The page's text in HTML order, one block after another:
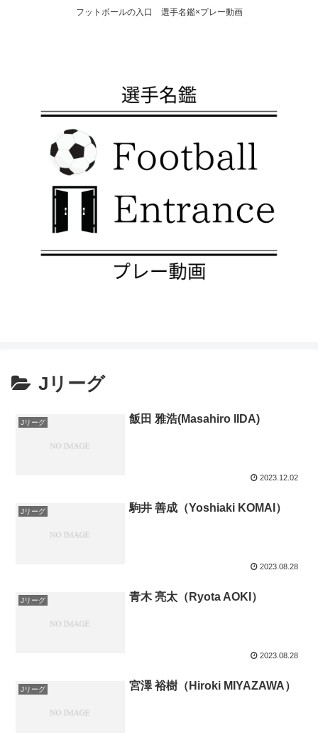
フットボールの入口 選手名鑑×プレー動画
Jリーグ
Jリーグ 飯田 雅浩(Masahiro IIDA)
2023.12.02
Jリーグ 駒井 善成（Yoshiaki KOMAI）
2023.08.28
Jリーグ 青木 亮太（Ryota AOKI）
2023.08.28
Jリーグ 宮澤 裕樹（Hiroki MIYAZAWA）